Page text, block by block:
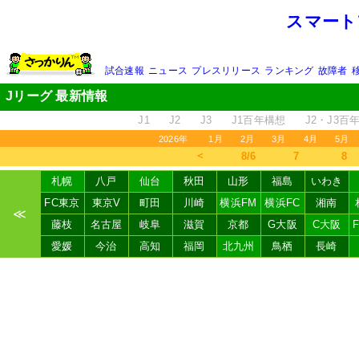
スマー
試合速報 ニュース プレスリリース ランキング 故障者
Jリーグ 最新情報
J1 J2 J3 J1百年構想 J2・J3百
2026年 1月 2月 3月 4月 5月
＜ 8/6 7 8
≪
札幌 八戸 仙台 秋田 山形 福島
いわき
FC東京
東京V 町田 川崎 横浜FM 横浜FC 湘南
藤枝
名古屋 岐阜 滋賀 京都 G大阪 C大阪
愛媛
今治 高知 福岡 北九州 鳥栖 長崎